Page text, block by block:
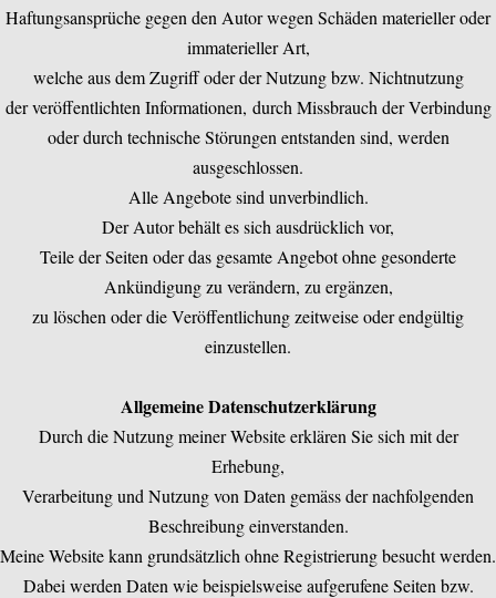
Haftungsansprüche gegen den Autor wegen Schäden materieller oder
immaterieller Art,
welche aus dem Zugriff oder der Nutzung bzw. Nichtnutzung
der veröffentlichten Informationen, durch Missbrauch der Verbindung
oder durch technische Störungen entstanden sind, werden
ausgeschlossen.
Alle Angebote sind unverbindlich.
Der Autor behält es sich ausdrücklich vor,
Teile der Seiten oder das gesamte Angebot ohne gesonderte
Ankündigung zu verändern, zu ergänzen,
zu löschen oder die Veröffentlichung zeitweise oder endgültig
einzustellen.
Allgemeine Datenschutzerklärung
Durch die Nutzung meiner Website erklären Sie sich mit der
Erhebung,
Verarbeitung und Nutzung von Daten gemäss der nachfolgenden
Beschreibung einverstanden.
Meine Website kann grundsätzlich ohne Registrierung besucht werden.
Dabei werden Daten wie beispielsweise aufgerufene Seiten bzw.